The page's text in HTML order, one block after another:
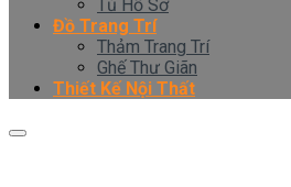
Tủ Hồ Sơ
Đồ Trang Trí
Thảm Trang Trí
Ghế Thư Giãn
Thiết Kế Nội Thất